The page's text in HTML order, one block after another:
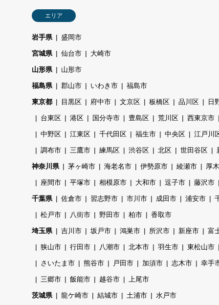
エリア
岩手県 盛岡市
宮城県 仙台市 大崎市
山形県 山形市
福島県 郡山市 いわき市 福島市
東京都 目黒区 府中市 文京区 板橋区 品川区 日
台東区 港区 国分寺市 豊島区 荒川区 西東京市
中野区 江東区 千代田区 福生市 中央区 江戸川
調布市 三鷹市 練馬区 渋谷区 北区 世田谷区
神奈川県 茅ヶ崎市 海老名市 伊勢原市 綾瀬市 厚
座間市 平塚市 相模原市 大和市 逗子市 藤沢市
千葉県 佐倉市 習志野市 市川市 成田市 浦安市
松戸市 八街市 野田市 柏市 香取市
埼玉県 吉川市 坂戸市 鴻巣市 所沢市 新座市 富
狭山市 行田市 八潮市 北本市 羽生市 東松山市
さいたま市 熊谷市 戸田市 加須市 志木市 幸手
三郷市 飯能市 越谷市 上尾市
茨城県 龍ケ崎市 結城市 土浦市 水戸市